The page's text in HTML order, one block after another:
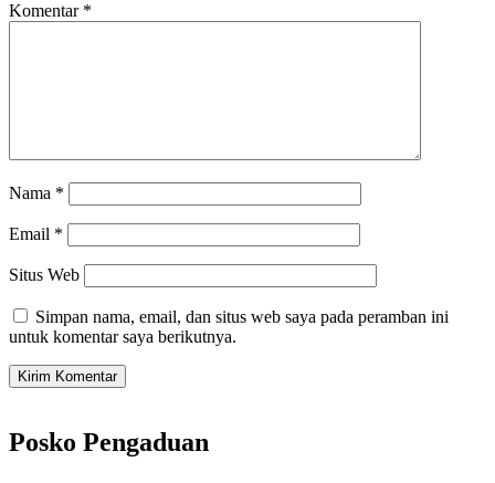
Komentar *
Nama *
Email *
Situs Web
Simpan nama, email, dan situs web saya pada peramban ini
untuk komentar saya berikutnya.
Posko Pengaduan